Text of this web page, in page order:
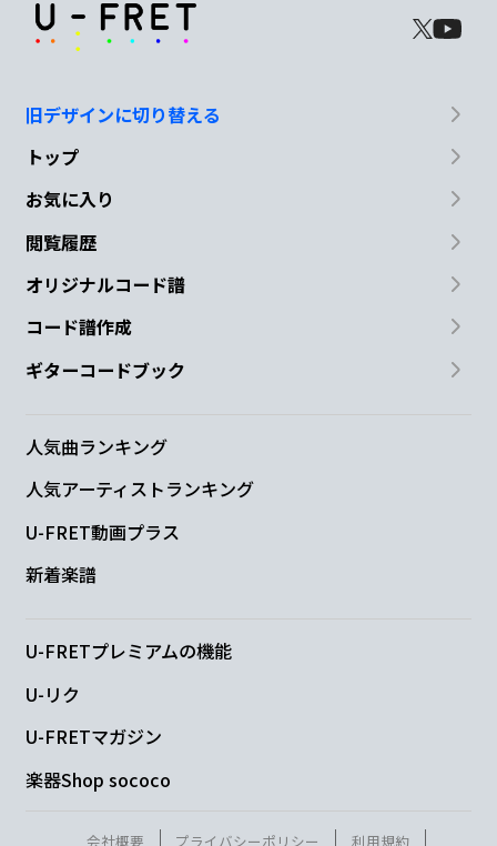
旧デザインに切り替える
トップ
お気に入り
閲覧履歴
オリジナルコード譜
コード譜作成
ギターコードブック
人気曲ランキング
人気アーティストランキング
U-FRET動画プラス
新着楽譜
U-FRETプレミアムの機能
U-リク
U-FRETマガジン
楽器Shop sococo
会社概要 プライバシーポリシー 利用規約